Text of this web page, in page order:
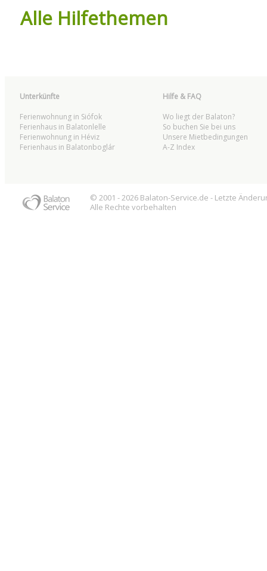
Alle Hilfethemen
Unterkünfte
Ferienwohnung in Siófok
Ferienhaus in Balatonlelle
Ferienwohnung in Héviz
Ferienhaus in Balatonboglár
Hilfe & FAQ
Wo liegt der Balaton?
So buchen Sie bei uns
Unsere Mietbedingungen
A-Z Index
© 2001 - 2026 Balaton-Service.de - Letzte
Alle Rechte vorbehalten